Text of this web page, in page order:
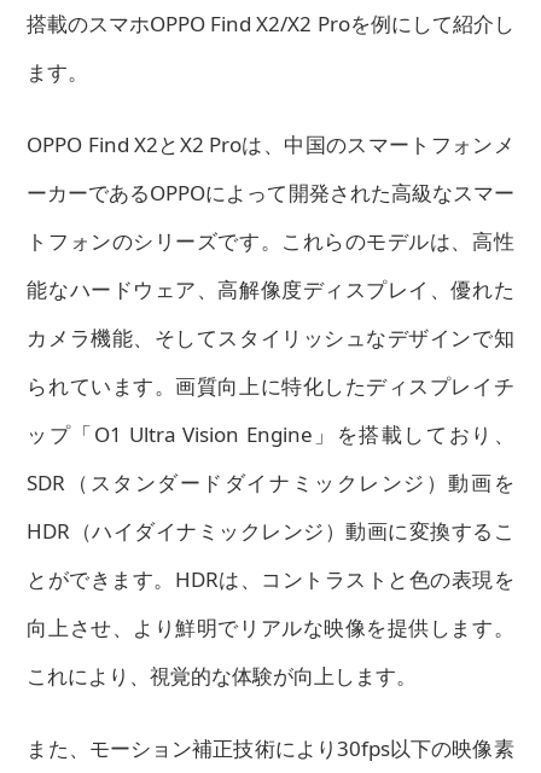
搭載のスマホOPPO Find X2/X2 Proを例にして紹介し
ます。
OPPO Find X2とX2 Proは、中国のスマートフォンメ
ーカーであるOPPOによって開発された高級なスマー
トフォンのシリーズです。これらのモデルは、高性
能なハードウェア、高解像度ディスプレイ、優れた
カメラ機能、そしてスタイリッシュなデザインで知
られています。画質向上に特化したディスプレイチ
ップ「O1 Ultra Vision Engine」を搭載しており、
SDR（スタンダードダイナミックレンジ）動画を
HDR（ハイダイナミックレンジ）動画に変換するこ
とができます。HDRは、コントラストと色の表現を
向上させ、より鮮明でリアルな映像を提供します。
これにより、視覚的な体験が向上します。
また、モーション補正技術により30fps以下の映像素